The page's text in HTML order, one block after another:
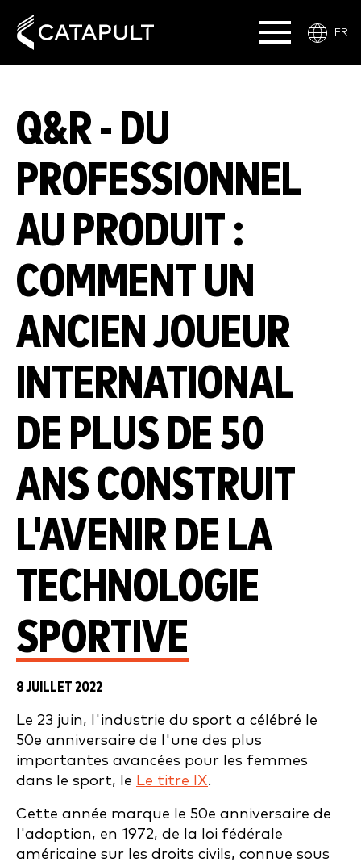
FR
Q&R - DU
PROFESSIONNEL
AU PRODUIT :
COMMENT UN
ANCIEN JOUEUR
INTERNATIONAL
DE PLUS DE 50
ANS CONSTRUIT
L'AVENIR DE LA
TECHNOLOGIE
SPORTIVE
8 JUILLET 2022
Le 23 juin, l'industrie du sport a célébré le
50e anniversaire de l'une des plus
importantes avancées pour les femmes
dans le sport, le Le titre IX.
Cette année marque le 50e anniversaire de
l'adoption, en 1972, de la loi fédérale
américaine sur les droits civils, connue sous